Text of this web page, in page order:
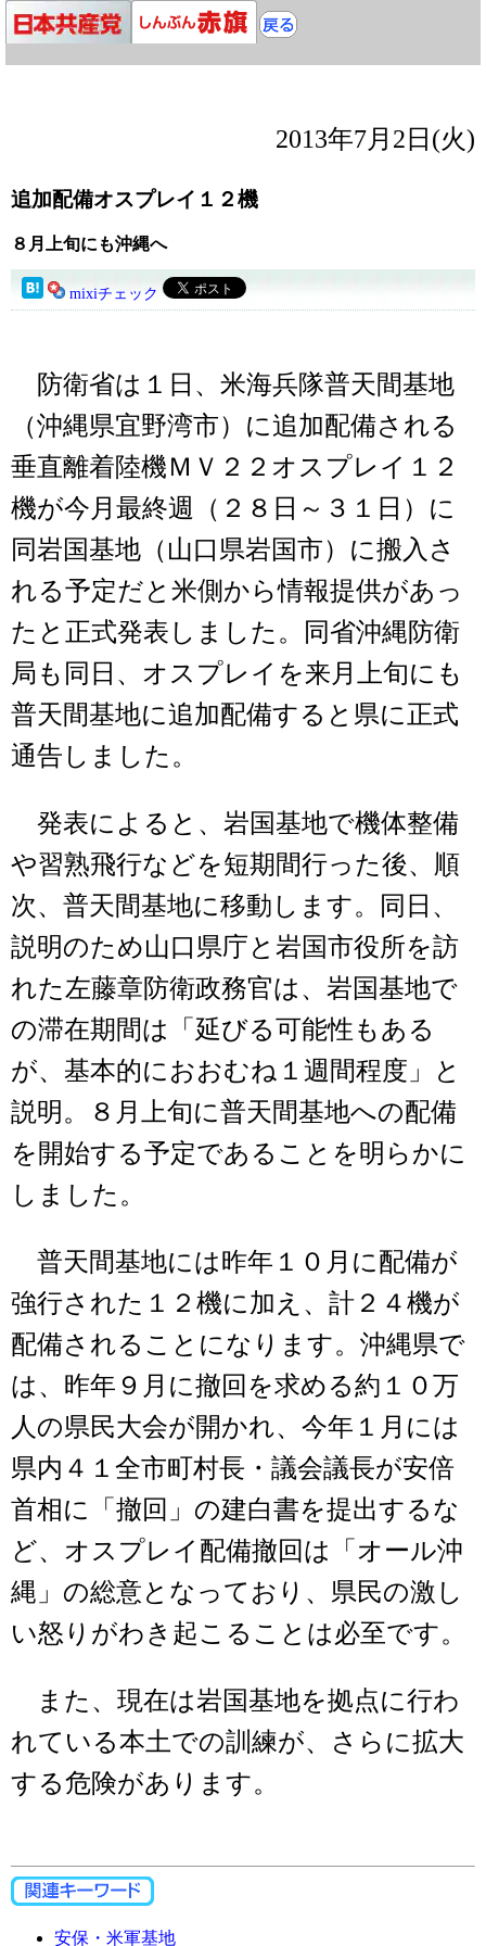
2013年7月2日(火)
追加配備オスプレイ１２機
８月上旬にも沖縄へ
mixiチェック
防衛省は１日、米海兵隊普天間基地
（沖縄県宜野湾市）に追加配備される
垂直離着陸機ＭＶ２２オスプレイ１２
機が今月最終週（２８日～３１日）に
同岩国基地（山口県岩国市）に搬入さ
れる予定だと米側から情報提供があっ
たと正式発表しました。同省沖縄防衛
局も同日、オスプレイを来月上旬にも
普天間基地に追加配備すると県に正式
通告しました。
発表によると、岩国基地で機体整備
や習熟飛行などを短期間行った後、順
次、普天間基地に移動します。同日、
説明のため山口県庁と岩国市役所を訪
れた左藤章防衛政務官は、岩国基地で
の滞在期間は「延びる可能性もある
が、基本的におおむね１週間程度」と
説明。８月上旬に普天間基地への配備
を開始する予定であることを明らかに
しました。
普天間基地には昨年１０月に配備が
強行された１２機に加え、計２４機が
配備されることになります。沖縄県で
は、昨年９月に撤回を求める約１０万
人の県民大会が開かれ、今年１月には
県内４１全市町村長・議会議長が安倍
首相に「撤回」の建白書を提出するな
ど、オスプレイ配備撤回は「オール沖
縄」の総意となっており、県民の激し
い怒りがわき起こることは必至です。
また、現在は岩国基地を拠点に行わ
れている本土での訓練が、さらに拡大
する危険があります。
安保・米軍基地